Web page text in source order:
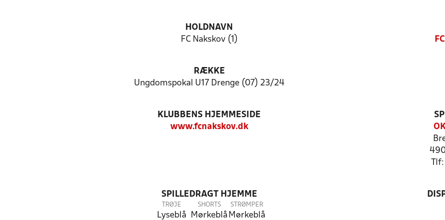
HOLDNAVN
FC Nakskov (1)
RÆKKE
Ungdomspokal U17 Drenge (07) 23/24
KLUBBENS HJEMMESIDE
www.fcnakskov.dk
SPILLEDRAGT HJEMME
TRØJE
Lyseblå
SHORTS
Mørkeblå
STRØMPER
Mørkeblå